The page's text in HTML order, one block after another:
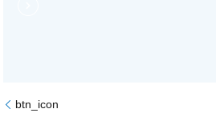
btn_icon